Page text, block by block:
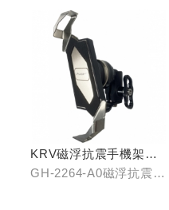
KRV磁浮抗震手機架組
(含整合支架)
GH-2264-A0磁浮抗震手